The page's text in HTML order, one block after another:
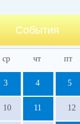
События
ср чт пт
3 4 5
10 11 12